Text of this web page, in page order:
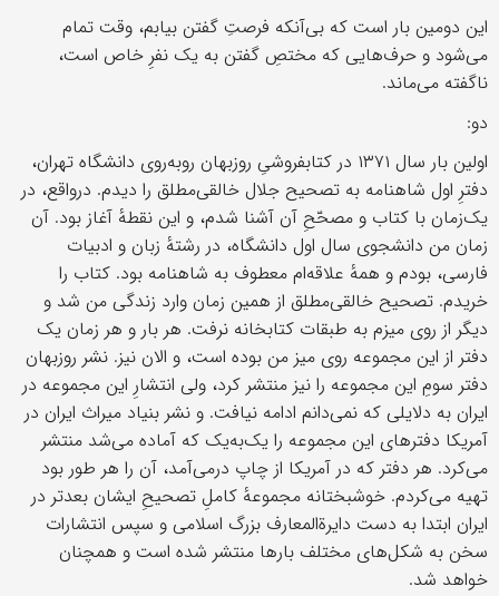
این دومین بار است که بی‌آنکه فرصتِ گفتن بیابم، وقت تمام
می‌شود و حرف‌هایی که مختصِ گفتن به یک نفرِ خاص است،
ناگفته می‌ماند.
دو:
اولین بار سال ۱۳۷۱ در کتابفروشیِ روزبهان روبه‌روی دانشگاه تهران،
دفترِ اول شاهنامه به تصحیح جلال خالقی‌مطلق را دیدم. درواقع، در
یک‌زمان با کتاب و مصحّحِ آن آشنا شدم، و این نقطهٔ آغاز بود. آن
زمان من دانشجوی سال اول دانشگاه، در رشتهٔ زبان و ادبیات
فارسی، بودم و همهٔ علاقه‌ام معطوف به شاهنامه بود. کتاب را
خریدم. تصحیح خالقی‌مطلق از همین زمان وارد زندگی من شد و
دیگر از روی میزم به طبقات کتابخانه نرفت. هر بار و هر زمان یک
دفتر از این مجموعه روی میز من بوده است، و الان نیز. نشر روزبهان
دفتر سومِ این مجموعه را نیز منتشر کرد، ولی انتشارِ این مجموعه در
ایران به دلایلی که نمی‌دانم ادامه نیافت. و نشر بنیاد میراث ایران در
آمریکا دفترهای این مجموعه را یک‌به‌یک که آماده می‌شد منتشر
می‌کرد. هر دفتر که در آمریکا از چاپ درمی‌آمد، آن را هر طور بود
تهیه می‌کردم. خوشبختانه مجموعهٔ کاملِ تصحیحِ ایشان بعدتر در
ایران ابتدا به دست دایرة‌المعارف بزرگ اسلامی و سپس انتشارات
سخن به شکل‌های مختلف بارها منتشر شده‌ است و همچنان
خواهد شد.